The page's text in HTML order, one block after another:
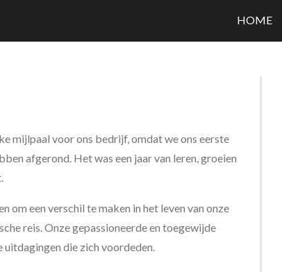
HOME
mijlpaal voor ons bedrijf, omdat we ons eerste
afgerond. Het was een jaar van leren, groeien
om een verschil te maken in het leven van onze
reis. Onze gepassioneerde en toegewijde
uitdagingen die zich voordeden.